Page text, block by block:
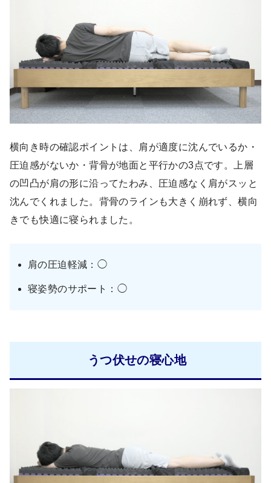
横向き時の確認ポイントは、肩が適度に沈んでいるか・
圧迫感がないか・背骨が地面と平行かの3点です。上層
の凹凸が肩の形に沿ってたわみ、圧迫感なく肩がスッと
沈んでくれました。背骨のラインも大きく崩れず、横向
きでも快適に寝られました。
肩の圧迫軽減：◯
寝姿勢のサポート：◯
うつ伏せの寝心地